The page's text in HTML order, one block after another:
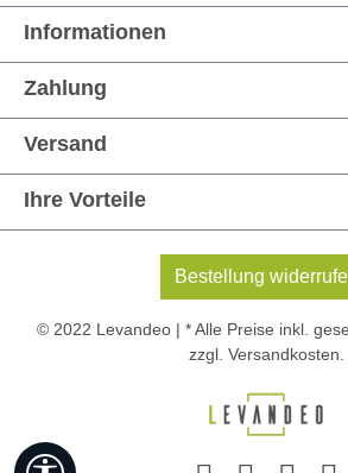
Informationen
Zahlung
Versand
Ihre Vorteile
Bestellung
© 2022 Levandeo | * Alle Preise inkl.
zzgl. Versandkosten
Werkzeugleiste anzeigen